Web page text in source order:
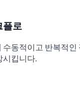
플로
수동적이고 반복적인
시킵니다.